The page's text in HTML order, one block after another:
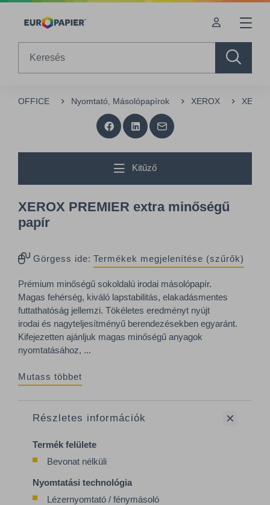
Table Of Content
OFFICE Nyomtató, Másolópapírok XEROX
Kitűző
XEROX PREMIER extra minőségű
papír
Görgess ide: Termékek megjelenítése (szűrők)
Prémium minőségű sokoldalú irodai másolópapír.
Magas fehérség, kiváló lapstabilitás, elakadásmentes
futtathatóság jellemzi. Tökéletes eredményt nyújt
irodai és nagyteljesítményű berendezésekben egyaránt.
Kifejezetten ajánljuk magas minőségű anyagok
nyomtatásához, ...
Mutass többet
Részletes információk
Termék felülete
Bevonat nélküli
Nyomtatási technológia
Lézernyomtató / fénymásoló